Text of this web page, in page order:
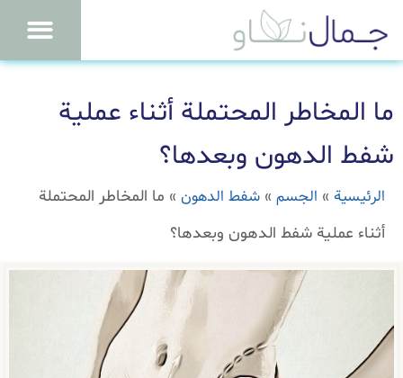
ما المخاطر المحتملة أثناء عملية
شفط الدهون وبعدها؟
الرئيسية » الجسم » شفط الدهون » ما المخاطر المحتملة
أثناء عملية شفط الدهون وبعدها؟